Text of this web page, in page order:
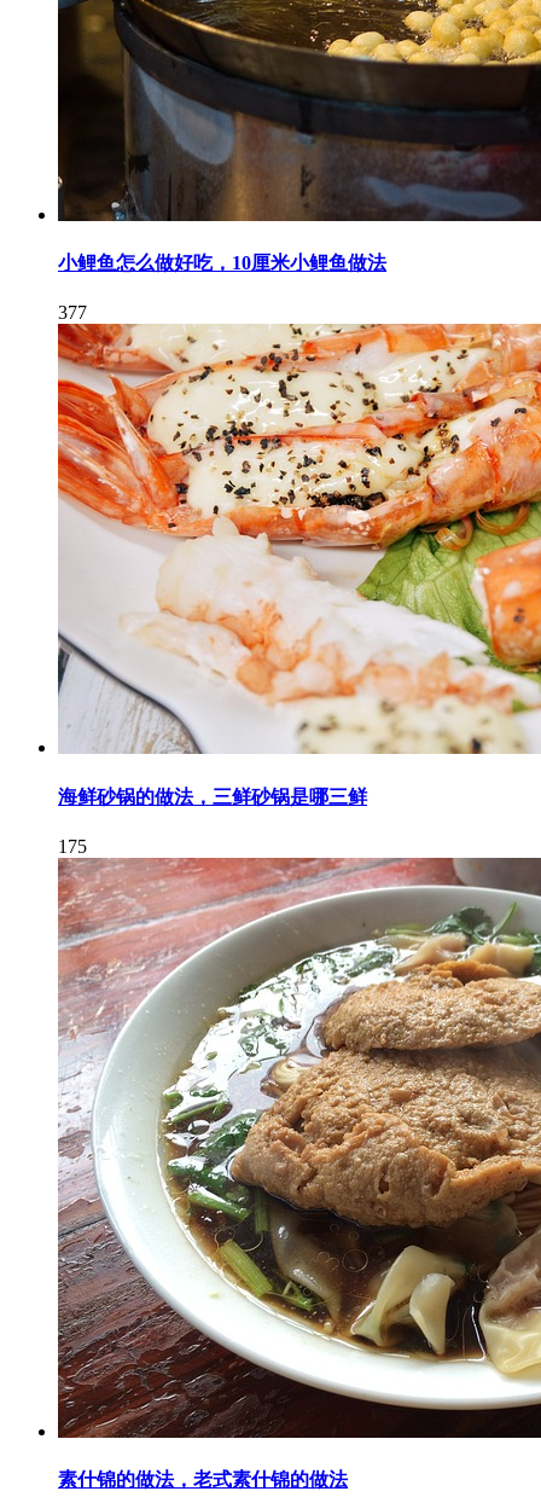
小鲤鱼怎么做好吃，10厘米小鲤鱼做法
377
海鲜砂锅的做法，三鲜砂锅是哪三鲜
175
素什锦的做法，老式素什锦的做法